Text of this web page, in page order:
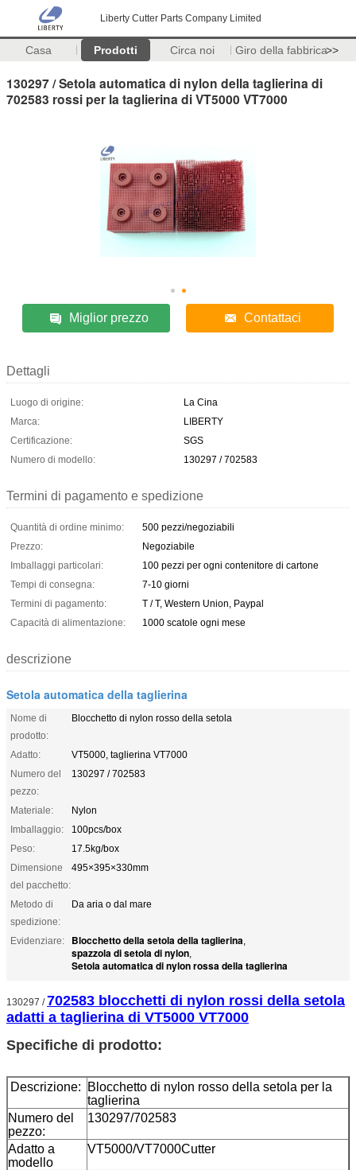
Liberty Cutter Parts Company Limited
Casa Prodotti Circa noi Giro della fabbrica>>
130297 / Setola automatica di nylon della taglierina di
702583 rossi per la taglierina di VT5000 VT7000
Miglior prezzo Contattaci
Dettagli
Luogo di origine:
La Cina
Marca:
LIBERTY
Certificazione:
SGS
Numero di modello:
130297 / 702583
Termini di pagamento e spedizione
Quantità di ordine minimo:
500 pezzi/negoziabili
Prezzo:
Negoziabile
Imballaggi particolari:
100 pezzi per ogni contenitore di cartone
Tempi di consegna:
7-10 giorni
Termini di pagamento:
T / T, Western Union, Paypal
Capacità di alimentazione:
1000 scatole ogni mese
descrizione
Setola automatica della taglierina
Nome di
prodotto:
Blocchetto di nylon rosso della setola
Adatto:
VT5000, taglierina VT7000
Numero del
pezzo:
130297 / 702583
Materiale:
Nylon
Imballaggio:
100pcs/box
Peso:
17.5kg/box
Dimensione
del pacchetto:
495×395×330mm
Metodo di
spedizione:
Da aria o dal mare
Evidenziare: Blocchetto della setola della taglierina,
spazzola di setola di nylon,
Setola automatica di nylon rossa della taglierina
130297 /702583 blocchetti di nylon rossi della setola
adatti a taglierina di VT5000 VT7000
Specifiche di prodotto:
Descrizione:
Blocchetto di nylon rosso della setola per la
taglierina
Numero del
pezzo:
130297/702583
Adatto a
modello
VT5000/VT7000Cutter